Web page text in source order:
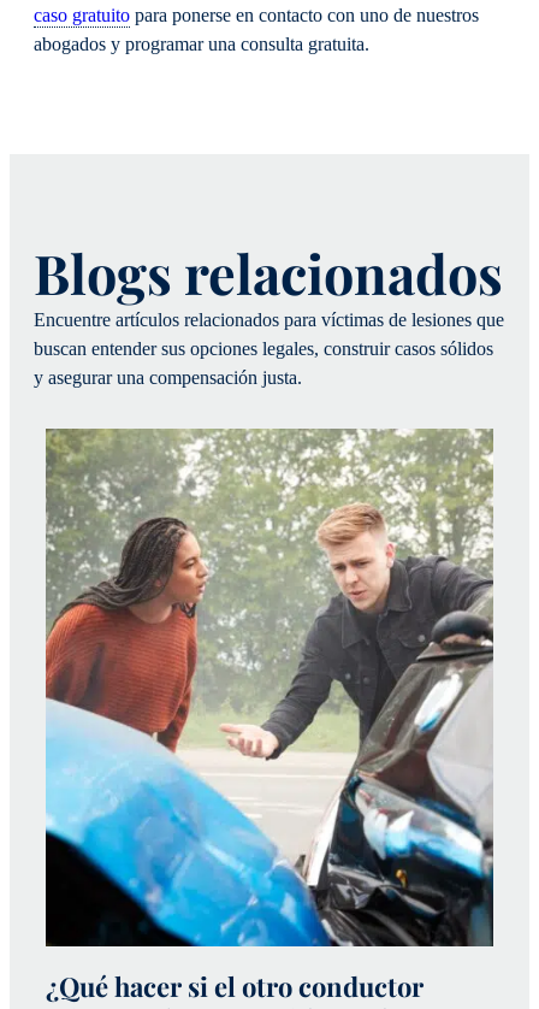
caso gratuito para ponerse en contacto con uno de nuestros
abogados y programar una consulta gratuita.
¿Qué hacer si el otro conductor
Blogs relacionados
Encuentre artículos relacionados para víctimas de lesiones que
buscan entender sus opciones legales, construir casos sólidos
y asegurar una compensación justa.